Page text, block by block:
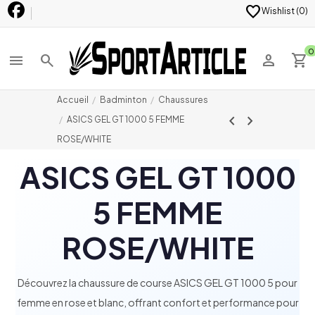
favoriteWishlist (0)
menu search person shopping_cart0
Accueil Badminton
Chaussures
ASICS GEL GT 1000 5 FEMME
ROSE/WHITE
chevron_left chevron_right
ASICS GEL GT 1000
5 FEMME
ROSE/WHITE
Découvrez la chaussure de course ASICS GEL GT 1000 5 pour
femme en rose et blanc, offrant confort et performance pour